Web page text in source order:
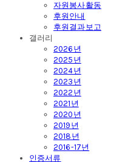
자원봉사활동
후원안내
후원결과보고
갤러리
2026년
2025년
2024년
2023년
2022년
2021년
2020년
2019년
2018년
2016-17년
인증서류